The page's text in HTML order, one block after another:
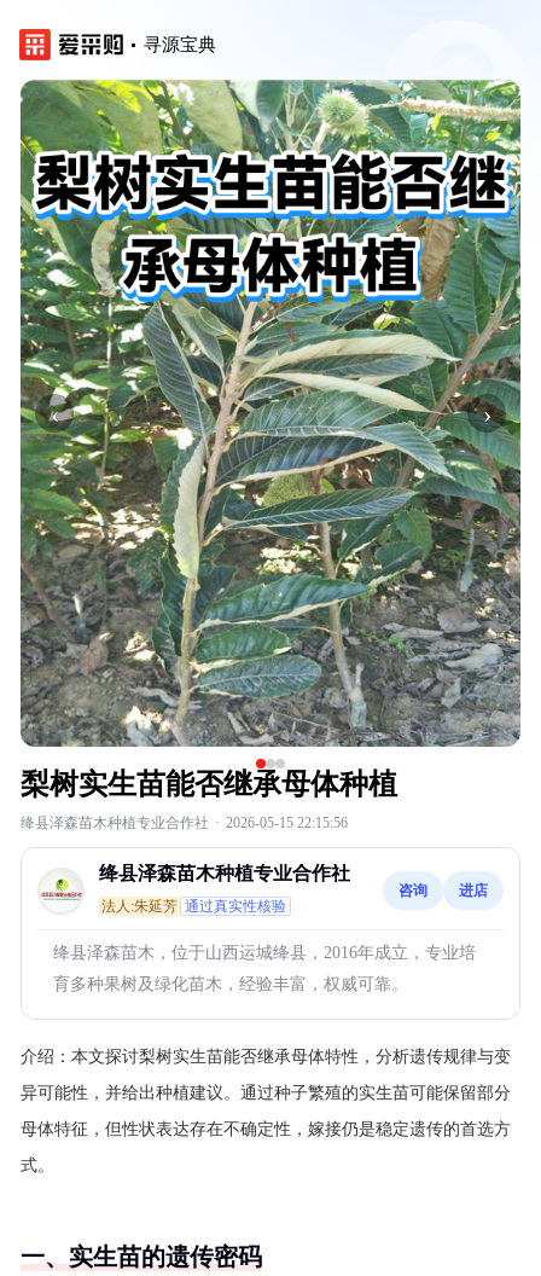
寻源宝典
‹ ›
梨树实生苗能否继承母体种植
绛县泽森苗木种植专业合作社 · 2026-05-15 22:15:56
绛县泽森苗木种植专业合作社
法人:朱延芳 通过真实性核验
咨询 进店
绛县泽森苗木，位于山西运城绛县，2016年成立，专业培
育多种果树及绿化苗木，经验丰富，权威可靠。
介绍： 本文探讨梨树实生苗能否继承母体特性，分析遗传规律与变
异可能性，并给出种植建议。通过种子繁殖的实生苗可能保留部分
母体特征，但性状表达存在不确定性，嫁接仍是稳定遗传的首选方
式。
一、实生苗的遗传密码